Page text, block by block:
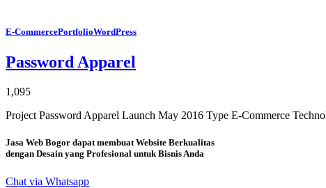
E-CommercePortfolioWordPress
Password Apparel
1,095
Project Password Apparel Launch May 2016 Type E-Commerce
Jasa Web Bogor dapat membuat Website Berkualitas
dengan Desain yang Profesional untuk Bisnis Anda
Chat via Whatsapp